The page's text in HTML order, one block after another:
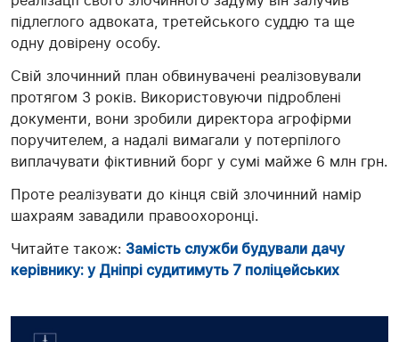
підлеглого адвоката, третейського суддю та ще
одну довірену особу.
Свій злочинний план обвинувачені реалізовували
протягом 3 років. Використовуючи підроблені
документи, вони зробили директора агрофірми
поручителем, а надалі вимагали у потерпілого
виплачувати фіктивний борг у сумі майже 6 млн грн.
Проте реалізувати до кінця свій злочинний намір
шахраям завадили правоохоронці.
Читайте також: Замість служби будували дачу
керівнику: у Дніпрі судитимуть 7 поліцейських